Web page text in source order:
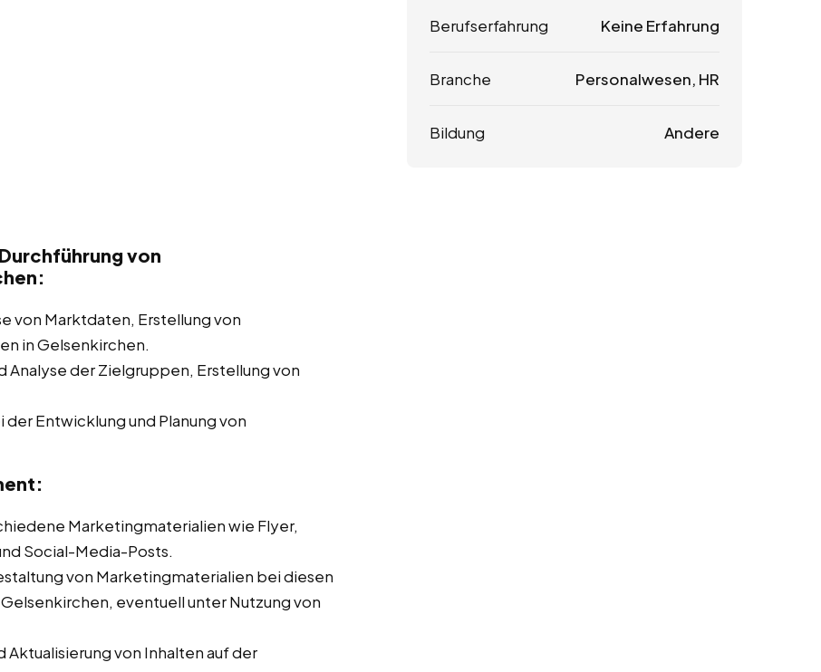
von
von Marktdaten, Erstellung von
in Gelsenkirchen.
Analyse der Zielgruppen, Erstellung von
Entwicklung und Planung von
Marketingmaterialien wie Flyer,
Social-Media-Posts.
von Marketingmaterialien bei diesen
eventuell unter Nutzung von
Aktualisierung von Inhalten auf der
Berufserfahrung Keine Erfahrung
Branche Personalwesen, HR
Bildung Andere